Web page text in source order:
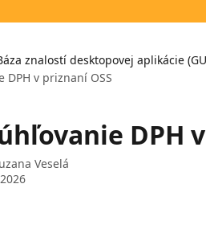
znalostí desktopovej aplikácie
DPH v priznaní OSS
DPH
Veselá